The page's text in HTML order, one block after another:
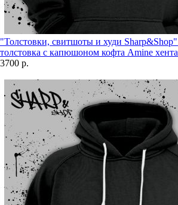
"Толстовки, свитшоты и худи
толстовка с капюшоном кофта Amine
3700 р.